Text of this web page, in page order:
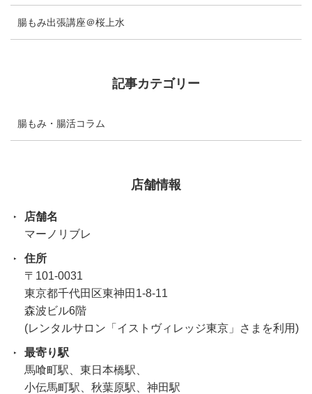
腸もみ出張講座＠桜上水
記事カテゴリー
腸もみ・腸活コラム
店舗情報
店舗名
マーノリブレ
住所
〒101-0031
東京都千代田区東神田1-8-11
森波ビル6階
(レンタルサロン「イストヴィレッジ東京」さまを利用)
最寄り駅
馬喰町駅、東日本橋駅、
小伝馬町駅、秋葉原駅、神田駅